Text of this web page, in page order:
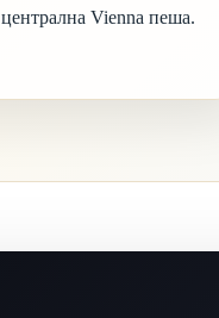
Vienna пеша.